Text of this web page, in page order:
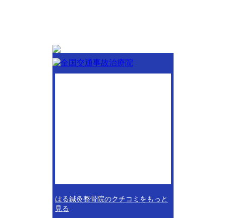
はる鍼灸整骨院のクチコミをもっと
見る